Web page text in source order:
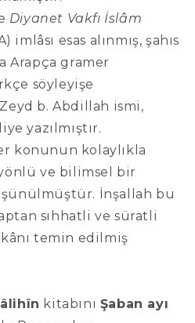
Diyanet Vakfı İslâm
imlâsı esas alınmış, şahıs
Arapça gramer
söyleyişe
b. Abdillah ismi,
yazılmıştır.
konunun kolaylıkla
ve bilimsel bir
İnşallah bu
sıhhatli ve süratli
temin edilmiş
kitabını Şaban ayı